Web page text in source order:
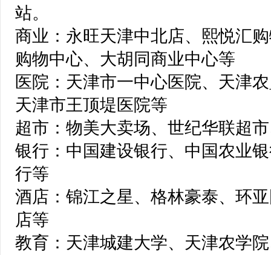
站。
商业：永旺天津中北店、熙悦汇
购物中心、大胡同商业中心等
医院：天津市一中心医院、天津
天津市王顶堤医院等
超市：物美大卖场、世纪华联超
银行：中国建设银行、中国农业
行等
酒店：锦江之星、格林豪泰、环
店等
教育：天津城建大学、天津农学